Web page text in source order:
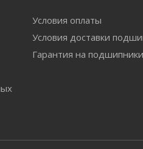
Условия оплаты
Условия доставки
Гарантия на подшипники